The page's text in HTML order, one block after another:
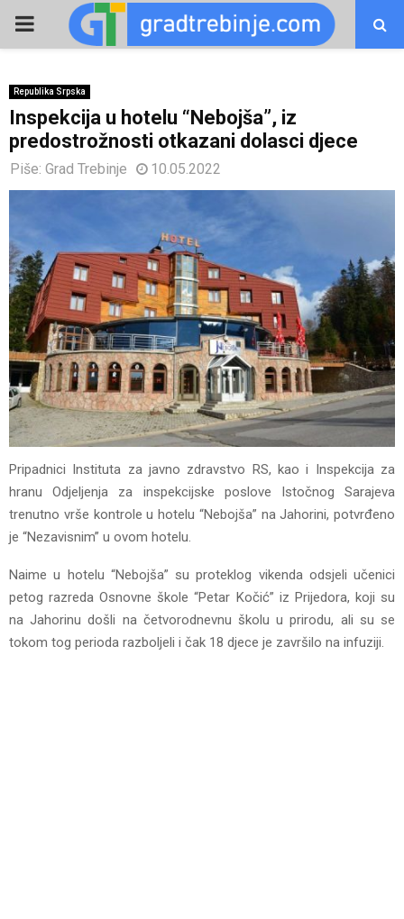
PRIMARY
Republika Srpska
Inspekcija u hotelu “Nebojša”, iz
predostrožnosti otkazani dolasci djece
Piše: Grad Trebinje 10.05.2022
Pripadnici Instituta za javno zdravstvo RS, kao i Inspekcija za
hranu Odjeljenja za inspekcijske poslove Istočnog Sarajeva
trenutno vrše kontrole u hotelu “Nebojša” na Jahorini, potvrđeno
je “Nezavisnim” u ovom hotelu.
Naime u hotelu “Nebojša” su proteklog vikenda odsjeli učenici
petog razreda Osnovne škole “Petar Kočić” iz Prijedora, koji su
na Jahorinu došli na četvorodnevnu školu u prirodu, ali su se
tokom tog perioda razboljeli i čak 18 djece je završilo na infuziji.